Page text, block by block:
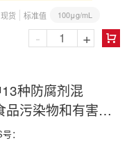
货 标准值 100μg/mL

- +
种防腐剂混
污染物和有害因
册 第七节(一)
：